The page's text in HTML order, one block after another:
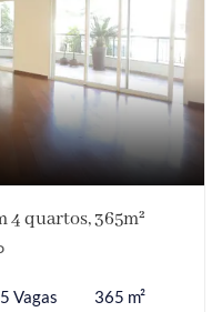
quartos, 365m²
5 Vagas 365 m²